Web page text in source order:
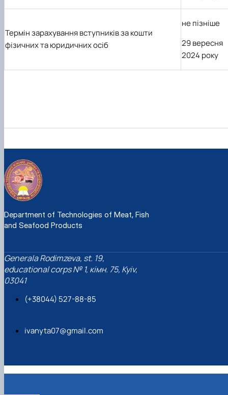
Термін зарахування вступників закошти
фізичних та юридичних осіб
не пізніше
29 вересня
2024 року
Department of Technologies of Meat, Fish
and Seafood Products
Generalа Rodimzeva, st. 19,
educational corps № 1, кімн. 75, Kyiv,
03041
(+38044) 527-88-85
ivanyta07@gmail.com